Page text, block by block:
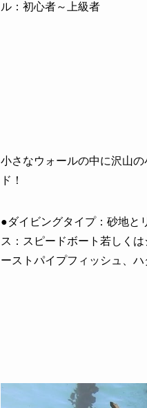
ル：初心者～上級者
小さなウォールの中に沢山
ド！
●ダイビングタイプ：砂地
ス：スピードボート若しく
ーストパイプフィッシュ、